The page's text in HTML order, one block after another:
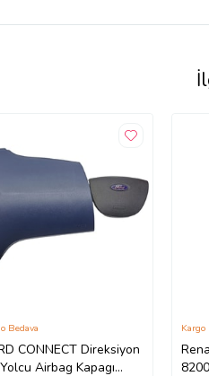
CONNECT Direksiyon
Airbag Kapagı
Bedava Kargo